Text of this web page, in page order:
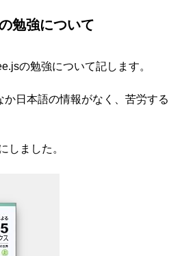
勉強について
の勉強について記します。
日本語の情報がなく、苦労する
しました。